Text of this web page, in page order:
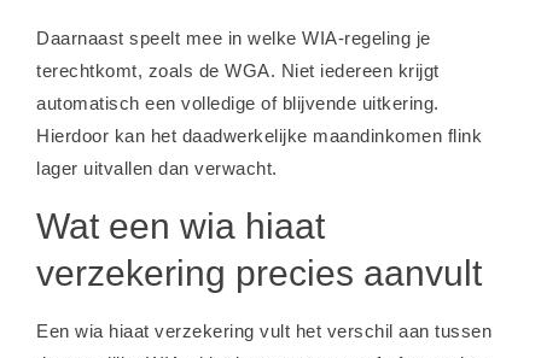
Daarnaast speelt mee in welke WIA-regeling je
terechtkomt, zoals de WGA. Niet iedereen krijgt
automatisch een volledige of blijvende uitkering.
Hierdoor kan het daadwerkelijke maandinkomen flink
lager uitvallen dan verwacht.
Wat een wia hiaat
verzekering precies aanvult
Een wia hiaat verzekering vult het verschil aan tussen